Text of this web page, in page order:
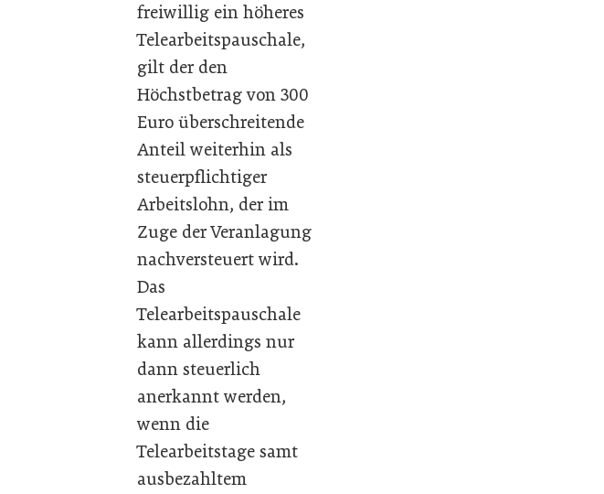
freiwillig ein höheres
Telearbeitspauschale,
gilt der den
Höchstbetrag von 300
Euro überschreitende
Anteil weiterhin als
steuerpflichtiger
Arbeitslohn, der im
Zuge der Veranlagung
nachversteuert wird.
Das
Telearbeitspauschale
kann allerdings nur
dann steuerlich
anerkannt werden,
wenn die
Telearbeitstage samt
ausbezahltem